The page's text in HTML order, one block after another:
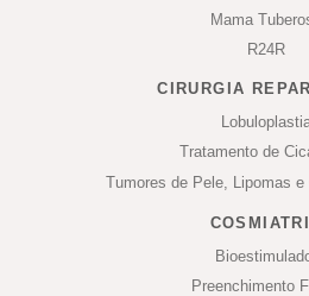
Mama
R24R
CIRURGIA
Tratamento de
Tumores de Pele, Lipomas
Preenchimento